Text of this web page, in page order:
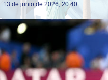
13 de junio de 2026, 20:40